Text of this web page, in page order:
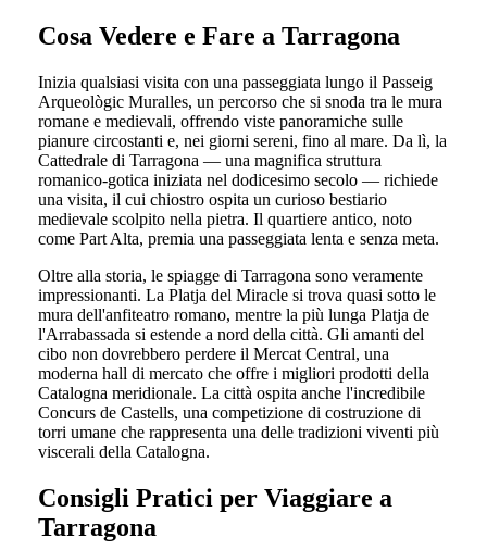
Cosa Vedere e Fare a Tarragona
Inizia qualsiasi visita con una passeggiata lungo il Passeig
Arqueològic Muralles, un percorso che si snoda tra le mura
romane e medievali, offrendo viste panoramiche sulle
pianure circostanti e, nei giorni sereni, fino al mare. Da lì, la
Cattedrale di Tarragona — una magnifica struttura
romanico-gotica iniziata nel dodicesimo secolo — richiede
una visita, il cui chiostro ospita un curioso bestiario
medievale scolpito nella pietra. Il quartiere antico, noto
come Part Alta, premia una passeggiata lenta e senza meta.
Oltre alla storia, le spiagge di Tarragona sono veramente
impressionanti. La Platja del Miracle si trova quasi sotto le
mura dell'anfiteatro romano, mentre la più lunga Platja de
l'Arrabassada si estende a nord della città. Gli amanti del
cibo non dovrebbero perdere il Mercat Central, una
moderna hall di mercato che offre i migliori prodotti della
Catalogna meridionale. La città ospita anche l'incredibile
Concurs de Castells, una competizione di costruzione di
torri umane che rappresenta una delle tradizioni viventi più
viscerali della Catalogna.
Consigli Pratici per Viaggiare a
Tarragona